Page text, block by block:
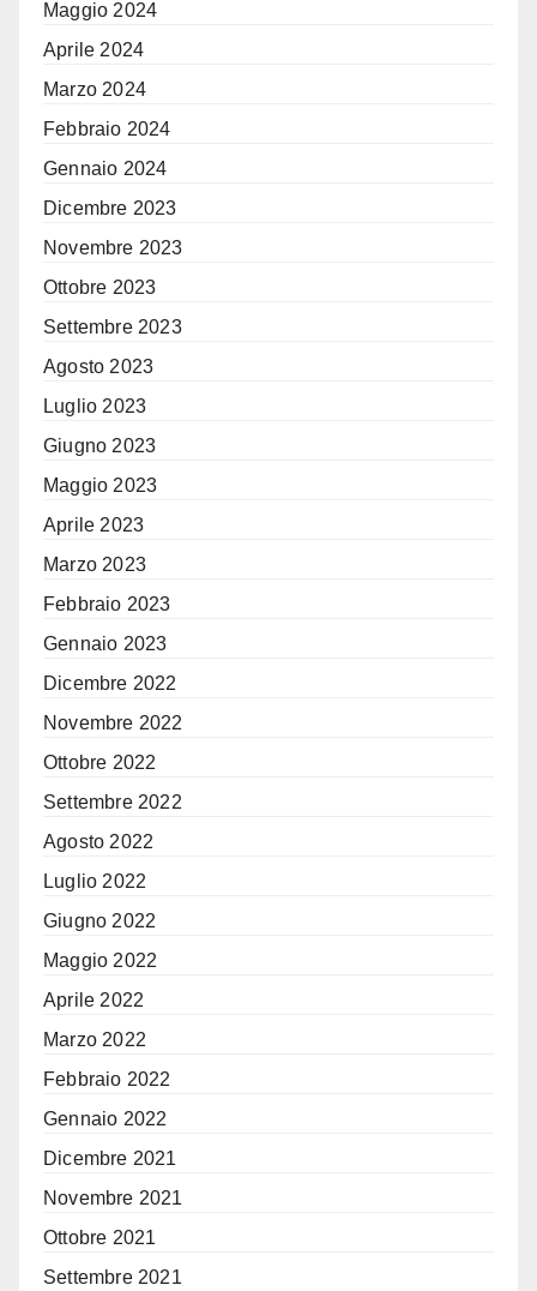
Maggio 2024
Aprile 2024
Marzo 2024
Febbraio 2024
Gennaio 2024
Dicembre 2023
Novembre 2023
Ottobre 2023
Settembre 2023
Agosto 2023
Luglio 2023
Giugno 2023
Maggio 2023
Aprile 2023
Marzo 2023
Febbraio 2023
Gennaio 2023
Dicembre 2022
Novembre 2022
Ottobre 2022
Settembre 2022
Agosto 2022
Luglio 2022
Giugno 2022
Maggio 2022
Aprile 2022
Marzo 2022
Febbraio 2022
Gennaio 2022
Dicembre 2021
Novembre 2021
Ottobre 2021
Settembre 2021